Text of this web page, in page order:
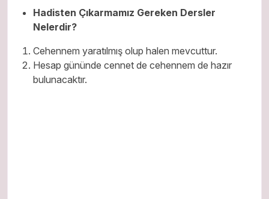
Hadisten Çıkarmamız Gereken Dersler
Nelerdir?
Cehennem yaratılmış olup halen mevcuttur.
Hesap gününde cennet de cehennem de hazır
bulunacaktır.